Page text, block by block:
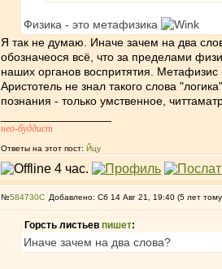
Физика - это метафизика
Я так не думаю. Иначе зачем на два
обозначеося всё, что за пределами
наших органов воспритятия. Метафизис
Аристотель не знал такого слова
познания - только умственное,
нео-буддист
Ответы на этот пост: Йцу
№584730 Добавлено: Сб 14 Авг 21, 19:40 (5 лет
Горсть листьев пишет:
Иначе зачем на два слова?